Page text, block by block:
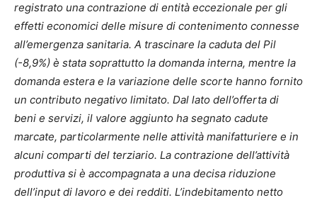
registrato una contrazione di entità eccezionale per gli
effetti economici delle misure di contenimento connesse
all’emergenza sanitaria. A trascinare la caduta del Pil
(-8,9%) è stata soprattutto la domanda interna, mentre la
domanda estera e la variazione delle scorte hanno fornito
un contributo negativo limitato. Dal lato dell’offerta di
beni e servizi, il valore aggiunto ha segnato cadute
marcate, particolarmente nelle attività manifatturiere e in
alcuni comparti del terziario. La contrazione dell’attività
produttiva si è accompagnata a una decisa riduzione
dell’input di lavoro e dei redditi. L’indebitamento netto